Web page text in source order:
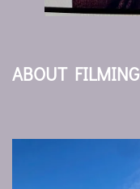
ABOUT FILMING